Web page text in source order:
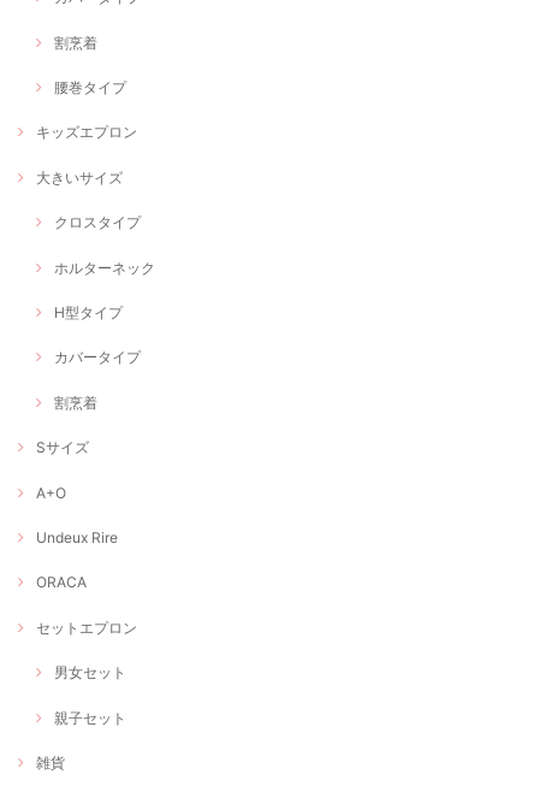
割烹着
腰巻タイプ
キッズエプロン
大きいサイズ
クロスタイプ
ホルターネック
H型タイプ
カバータイプ
割烹着
Sサイズ
A+O
Undeux Rire
ORACA
セットエプロン
男女セット
親子セット
雑貨